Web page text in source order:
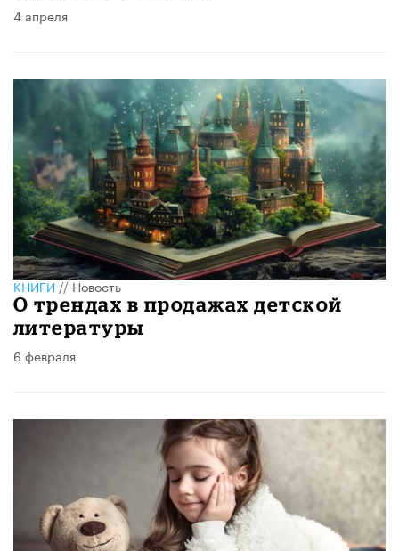
4 апреля
КНИГИ//Новость
О трендах в продажах детской
литературы
6 февраля